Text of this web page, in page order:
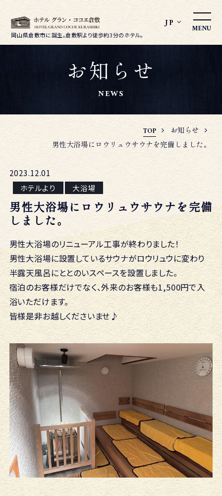
岡山県倉敷市に誕生。倉敷駅より徒歩約3分のホテル。
JP MENU
お知らせ
NEWS
TOP
お知らせ
男性大浴場にロウリュウサウナを完備しました。
2023.12.01
ホテルより 大浴場
男性大浴場にロウリュウサウナを完備
しました。
男性大浴場のリニューアル工事が終わりました！
男性大浴場に設置しているサウナがロウリュウに変わり
半露天風呂にととのいスペースを設置しました。
宿泊のお客様だけでなく、外来のお客様も1,500円で入
浴いただけます。
皆様是非お越しくださいませ♪